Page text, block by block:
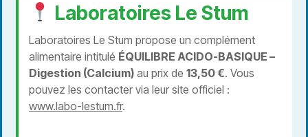
Laboratoires Le Stum
Laboratoires Le Stum propose un complément
alimentaire intitulé ÉQUILIBRE ACIDO-BASIQUE –
Digestion (Calcium) au prix de 13,50 €. Vous
pouvez les contacter via leur site officiel :
www.labo-lestum.fr.